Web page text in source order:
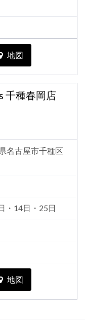
地図
千種春岡店
名古屋市千種区
・14日・25日
地図